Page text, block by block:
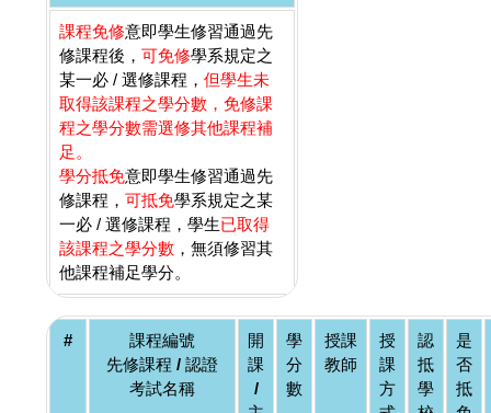
課程免修意即學生修習通過先
修課程後， 可免修學系規定之
某一必 / 選修課程， 但學生未
取得該課程之學分數，免修課
程之學分數需選修其他課程補
足。
學分抵免意即學生修習通過先
修課程， 可抵免學系規定之某
一必 / 選修課程，學生已取得
該課程之學分數 ，無須修習其
他課程補足學分。
#
課程編號
先修課程 / 認證
考試名稱
開
課
/
學
分
數
授課
教師
授
課
方
認
抵
學
是
否
抵